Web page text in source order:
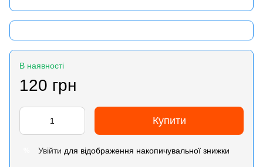
В наявності
120 грн
Купити
Увійти для відображення накопичувальної знижки